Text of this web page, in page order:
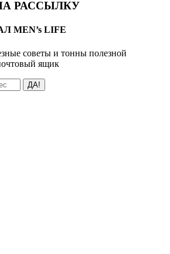
РАССЫЛКУ
LIFE
советы и тонны полезной
ящик
ДА!